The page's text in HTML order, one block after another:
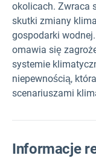
okolicach. Zwraca
skutki zmiany
gospodarki
omawia się
systemie
niepewnością,
scenariuszami
Informacje